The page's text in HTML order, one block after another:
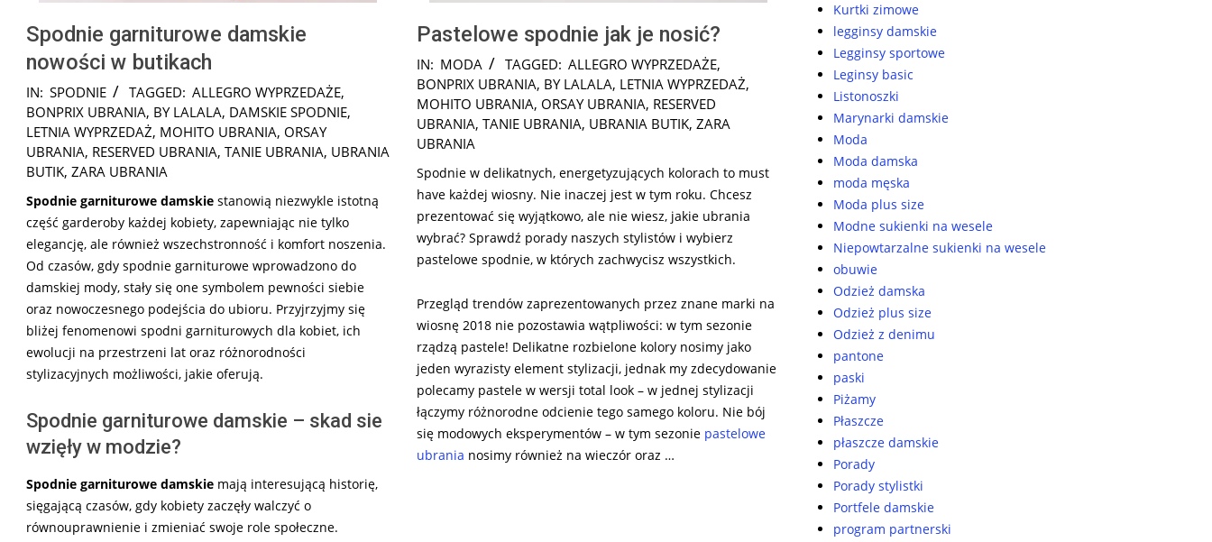
Spodnie garniturowe damskie
nowości w butikach
2024-
12-
02
IN: SPODNIE TAGGED: ALLEGRO WYPRZEDAŻE,
BONPRIX UBRANIA, BY LALALA, DAMSKIE SPODNIE,
LETNIA WYPRZEDAŻ, MOHITO UBRANIA, ORSAY
UBRANIA, RESERVED UBRANIA, TANIE UBRANIA, UBRANIA
BUTIK, ZARA UBRANIA
Spodnie garniturowe damskie stanowią niezwykle istotną
część garderoby każdej kobiety, zapewniając nie tylko
elegancję, ale również wszechstronność i komfort noszenia.
Od czasów, gdy spodnie garniturowe wprowadzono do
damskiej mody, stały się one symbolem pewności siebie
oraz nowoczesnego podejścia do ubioru. Przyjrzyjmy się
bliżej fenomenowi spodni garniturowych dla kobiet, ich
ewolucji na przestrzeni lat oraz różnorodności
stylizacyjnych możliwości, jakie oferują.
Spodnie garniturowe damskie – skad sie
wzięły w modzie?
Spodnie garniturowe damskie mają interesującą historię,
sięgającą czasów, gdy kobiety zaczęły walczyć o
równouprawnienie i zmieniać swoje role społeczne.
Pastelowe spodnie jak je nosić?
2024-
04-
29
IN: MODA TAGGED: ALLEGRO WYPRZEDAŻE,
BONPRIX UBRANIA, BY LALALA, LETNIA WYPRZEDAŻ,
MOHITO UBRANIA, ORSAY UBRANIA, RESERVED
UBRANIA, TANIE UBRANIA, UBRANIA BUTIK, ZARA
UBRANIA
Spodnie w delikatnych, energetyzujących kolorach to must
have każdej wiosny. Nie inaczej jest w tym roku. Chcesz
prezentować się wyjątkowo, ale nie wiesz, jakie ubrania
wybrać? Sprawdź porady naszych stylistów i wybierz
pastelowe spodnie, w których zachwycisz wszystkich.
Przegląd trendów zaprezentowanych przez znane marki na
wiosnę 2018 nie pozostawia wątpliwości: w tym sezonie
rządzą pastele! Delikatne rozbielone kolory nosimy jako
jeden wyrazisty element stylizacji, jednak my zdecydowanie
polecamy pastele w wersji total look – w jednej stylizacji
łączymy różnorodne odcienie tego samego koloru. Nie bój
się modowych eksperymentów – w tym sezonie pastelowe
ubrania nosimy również na wieczór oraz …
Kurtki zimowe
legginsy damskie
Legginsy sportowe
Leginsy basic
Listonoszki
Marynarki damskie
Moda
Moda damska
moda męska
Moda plus size
Modne sukienki na wesele
Niepowtarzalne sukienki na wesele
obuwie
Odzież damska
Odzież plus size
Odzież z denimu
pantone
paski
Piżamy
Płaszcze
płaszcze damskie
Porady
Porady stylistki
Portfele damskie
program partnerski